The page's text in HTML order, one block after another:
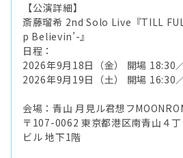
【公演詳細】
斎藤瑠希 2nd Solo Live『TILL
p Believin’-』
⽇程：
2026年9⽉18⽇（⾦） 開場 18:30
2026年9⽉19⽇（⼟） 開場 16:30
会場：⻘⼭ ⽉⾒ル君想フ
〒107-0062 東京都港区南⻘⼭４
ビル 地下1階